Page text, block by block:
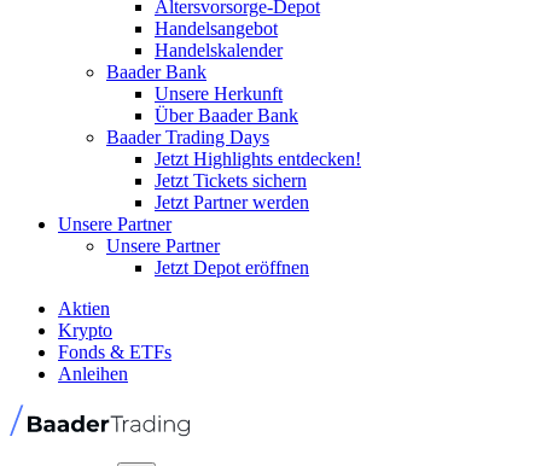
Altersvorsorge-Depot
Handelsangebot
Handelskalender
Baader Bank
Unsere Herkunft
Über Baader Bank
Baader Trading Days
Jetzt Highlights entdecken!
Jetzt Tickets sichern
Jetzt Partner werden
Unsere Partner
Unsere Partner
Jetzt Depot eröffnen
Aktien
Krypto
Fonds & ETFs
Anleihen